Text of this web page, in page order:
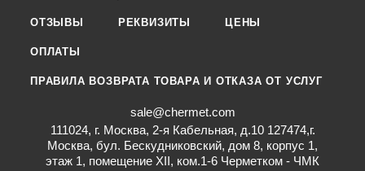
ОТЗЫВЫ РЕКВИЗИТЫ ЦЕНЫ
ОПЛАТЫ
ПРАВИЛА ВОЗВРАТА ТОВАРА И ОТКАЗА ОТ УСЛУГ
sale@chermet.com
111024, г. Москва, 2-я Кабельная, д.10 127474,г.
Москва, бул. Бескудниковский, дом 8, корпус 1,
этаж 1, помещение XII, ком.1-6 Черметком - ЧМК